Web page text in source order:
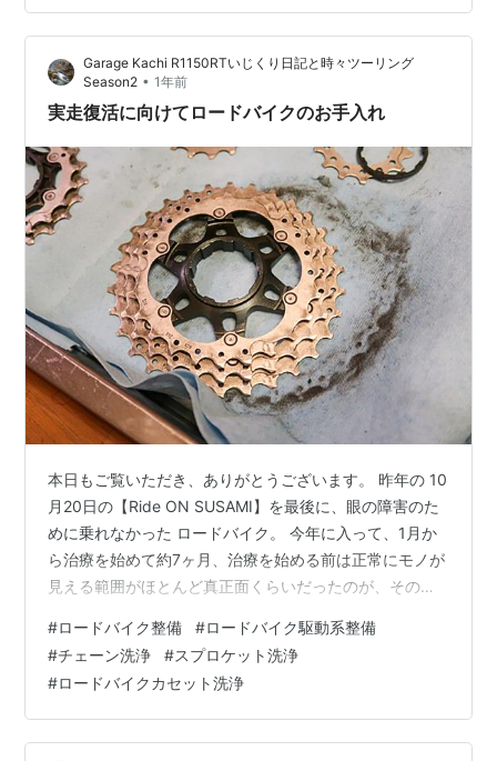
削れてよろしくなくて、しかもチェーンプレートの内側
って、いったん埃が付くとそれを落とすのって相当難し
くなるけどね。 （おとう） そうなんだよ。で、検索して
みると、まだそんなに情報は多くなくてね。ヒットした
ものをとりあえず貼っておこう。 cycl…
Garage Kachi R1150RTいじくり日記と時々ツーリング
Season2 • 1年前
実走復活に向けてロードバイクのお手入れ
本日もご覧いただき、ありがとうございます。 昨年の 10
月20日の【Ride ON SUSAMI】を最後に、眼の障害のた
めに乗れなかった ロードバイク。 今年に入って、1月か
ら治療を始めて約7ヶ月、治療を始める前は正常にモノが
見える範囲がほとんど真正面くらいだったのが、その範
を運転する際には、以前は二重に見えていたルームミラ
ーも正常に見えるまでに回復してきました。 そろそろ短
距離からライド(実走)を再開しようと思い、ホコリをかぶ
っていたロードバイク、フレームやハンドルもそうです
が、特に駆動系をリフレッシュしました。 掃除前のチェ
#ロードバイク整備 #ロードバイク駆動系整備
#チェーン洗浄 #スプロケット洗浄
#ロードバイクカセット洗浄